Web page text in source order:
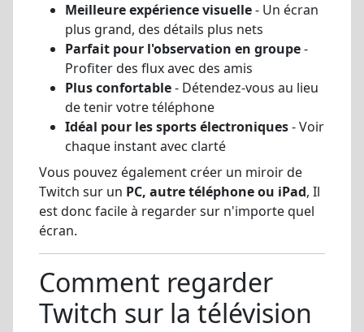
Meilleure expérience visuelle- Un écran
plus grand, des détails plus nets
Parfait pour l'observation en groupe-
Profiter des flux avec des amis
Plus confortable- Détendez-vous au lieu
de tenir votre téléphone
Idéal pour les sports électroniques- Voir
chaque instant avec clarté
Vous pouvez également créer un miroir de
Twitch sur un PC, autre téléphone ou iPad, Il
est donc facile à regarder sur n'importe quel
écran.
Comment regarder
Twitch sur la télévision